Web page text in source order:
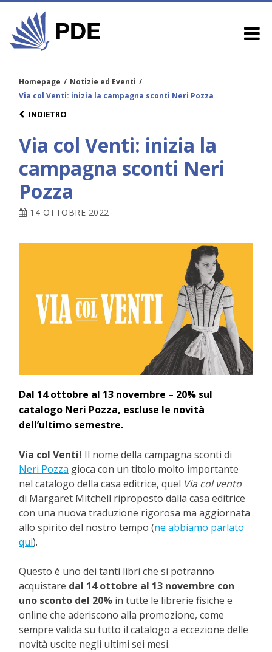
Homepage / Notizie ed Eventi /
Via col Venti: inizia la campagna sconti Neri Pozza
INDIETRO
Via col Venti: inizia la
campagna sconti Neri
Pozza
14 OTTOBRE 2022
Dal 14 ottobre al 13 novembre – 20% sul
catalogo Neri Pozza, escluse le novità
dell’ultimo semestre.
Via col Venti! Il nome della campagna sconti di
Neri Pozza gioca con un titolo molto importante
nel catalogo della casa editrice, quel Via col vento
di Margaret Mitchell riproposto dalla casa editrice
con una nuova traduzione rigorosa ma aggiornata
allo spirito del nostro tempo (ne abbiamo parlato
qui).
Questo è uno dei tanti libri che si potranno
acquistare dal 14 ottobre al 13 novembre con
uno sconto del 20% in tutte le librerie fisiche e
online che aderiscono alla promozione, come
sempre valida su tutto il catalogo a eccezione delle
novità uscite negli ultimi sei mesi.